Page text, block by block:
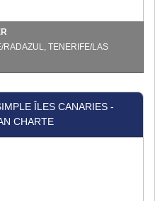
RADAZUL, TENERIFE/LAS
ÎLES CANARIES -
CHARTE